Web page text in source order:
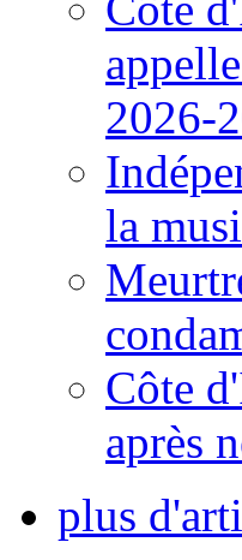
2026-
la
Côte
après
plus